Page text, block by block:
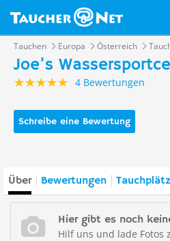
Tauchen Europa Österreich
Joe's
4 Bewertungen
Schreibe eine Bewertung
Über Bewertungen
Hier gibt es noch
Hilf uns und lade Fotos